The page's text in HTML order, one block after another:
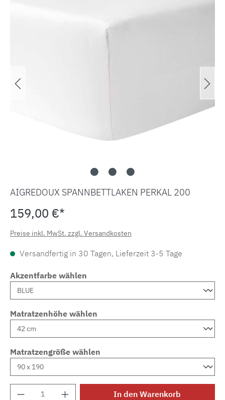
AIGREDOUX SPANNBETTLAKEN PERKAL 200
159,00 €*
Preise inkl. MwSt. zzgl. Versandkosten
Versandfertig in 30 Tagen, Lieferzeit 3-5 Tage
Akzentfarbe wählen
Matratzenhöhe wählen
Matratzengröße wählen
Produkt Anzahl: Gib den gewünschten
In den Warenkorb